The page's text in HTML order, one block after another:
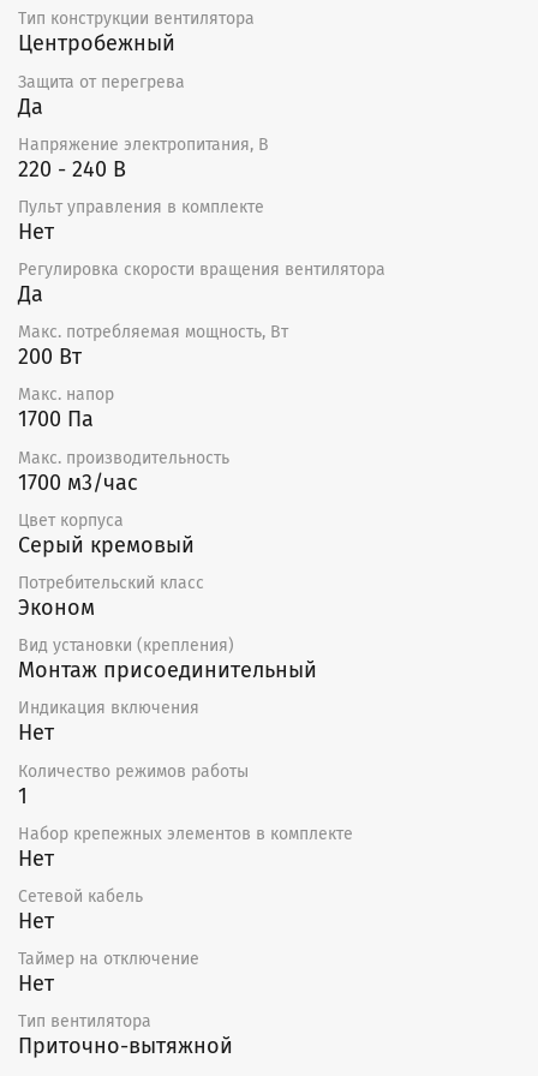
ухода. Единственное требование — чистка
крыльчатки.
Сертификат:
Схема электрических соединений
Размеры
Модель L D
d
CFk 315 VIM
Тип конструкции вентилятора
Центробежный
Защита от перегрева
Да
Напряжение электропитания, В
220 - 240 В
Пульт управления в комплекте
Нет
Регулировка скорости вращения вентилятора
Да
Макс. потребляемая мощность, Вт
200 Вт
Макс. напор
1700 Па
Макс. производительность
1700 м3/час
Цвет корпуса
Серый кремовый
Потребительский класс
Эконом
Вид установки (крепления)
Монтаж присоединительный
Индикация включения
Нет
Количество режимов работы
1
Набор крепежных элементов в комплекте
Нет
Сетевой кабель
Нет
Таймер на отключение
Нет
Тип вентилятора
Приточно-вытяжной